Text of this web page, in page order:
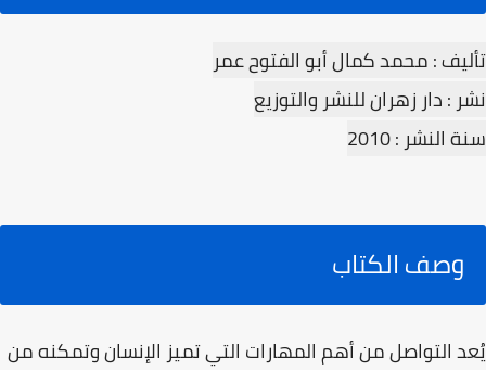
تأليف : محمد كمال أبو الفتوح عمر
نشر : دار زهران للنشر والتوزيع
سنة النشر : 2010
وصف الكتاب
يُعد التواصل من أهم المهارات التي تميز الإنسان وتمكنه من